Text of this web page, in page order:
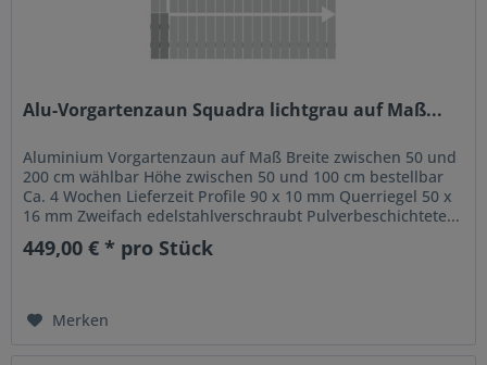
Alu-Vorgartenzaun Squadra lichtgrau auf Maß...
Aluminium Vorgartenzaun auf Maß Breite zwischen 50 und
200 cm wählbar Höhe zwischen 50 und 100 cm bestellbar
Ca. 4 Wochen Lieferzeit Profile 90 x 10 mm Querriegel 50 x
16 mm Zweifach edelstahlverschraubt Pulverbeschichtete...
449,00 € * pro Stück
Merken